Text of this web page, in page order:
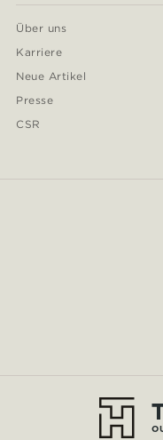
Über uns
Karriere
Neue Artikel
Presse
CSR